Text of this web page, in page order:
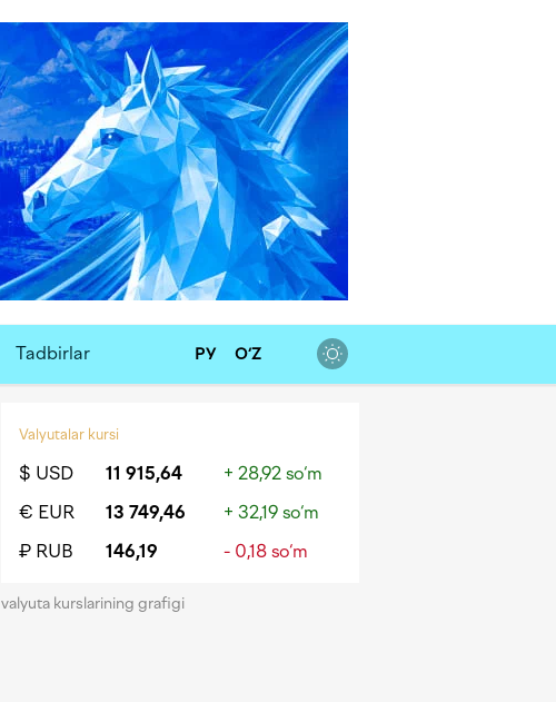
Tadbirlar РУ O‘Z
Valyutalar kursi
$ USD 11 915,64
+ 28,92 so‘m
€ EUR
13 749,46
+ 32,19 so‘m
₽ RUB
146,19 - 0,18 so‘m
valyuta kurslarining grafigi